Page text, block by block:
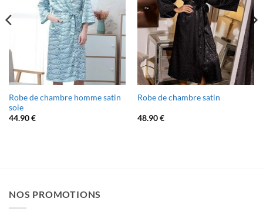
Robe de chambre homme satin
soie
44.90€
Robe de chambre satin
48.90€
NOS PROMOTIONS